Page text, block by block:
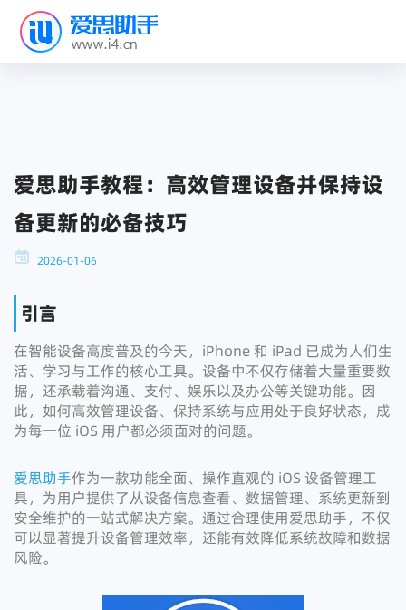
爱思助手教程：高效管理设备并保持设
备更新的必备技巧
2026-01-06
引言
在智能设备高度普及的今天，iPhone 和 iPad 已成为人们生
活、学习与工作的核心工具。设备中不仅存储着大量重要数
据，还承载着沟通、支付、娱乐以及办公等关键功能。因
此，如何高效管理设备、保持系统与应用处于良好状态，成
为每一位 iOS 用户都必须面对的问题。
爱思助手作为一款功能全面、操作直观的 iOS 设备管理工
具，为用户提供了从设备信息查看、数据管理、系统更新到
安全维护的一站式解决方案。通过合理使用爱思助手，不仅
可以显著提升设备管理效率，还能有效降低系统故障和数据
风险。